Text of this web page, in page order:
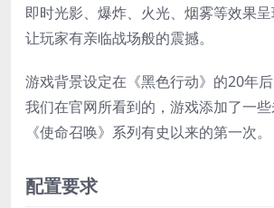
即时光影、爆炸、火光、烟雾等效果呈
让玩家有亲临战场般的震撼。
游戏背景设定在《黑色行动》的20年
我们在官网所看到的，游戏添加了一
《使命召唤》系列有史以来的第一次。
配置要求